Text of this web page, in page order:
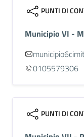
PUNTI DI
Municipio VI -
0105579306
PUNTI DI